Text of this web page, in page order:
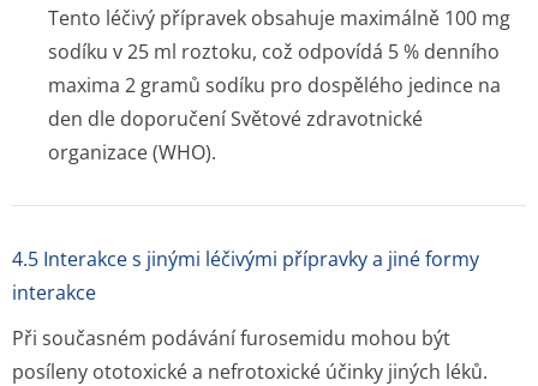
Tento léčivý přípravek obsahuje maximálně 100 mg
sodíku v 25 ml roztoku, což odpovídá 5 % denního
maxima 2 gramů sodíku pro dospělého jedince na
den dle doporučení Světové zdravotnické
organizace (WHO).
4.5 Interakce s jinými léčivými přípravky a jiné formy
interakce
Při současném podávání furosemidu mohou být
posíleny ototoxické a nefrotoxické účinky jiných léků.